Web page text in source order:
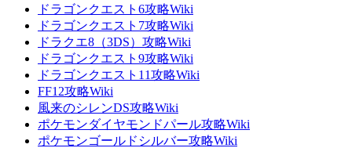
ドラゴンクエスト6攻略Wiki
ドラゴンクエスト7攻略Wiki
ドラクエ8（3DS）攻略Wiki
ドラゴンクエスト9攻略Wiki
ドラゴンクエスト11攻略Wiki
FF12攻略Wiki
風来のシレンDS攻略Wiki
ポケモンダイヤモンドパール攻略Wiki
ポケモンゴールドシルバー攻略Wiki